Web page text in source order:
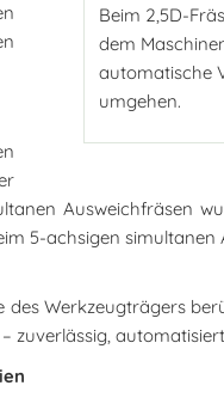
Beim 2,5D-
dem
automatische
umgehen.
Ausweichfräsen
5-achsigen simultanen
des Werkzeugträgers
zuverlässig,